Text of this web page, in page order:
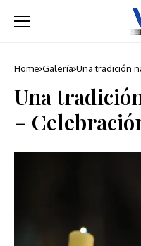
Home Galería Una tradición
Una
–